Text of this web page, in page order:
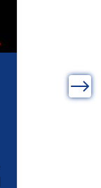
Vie
Feux